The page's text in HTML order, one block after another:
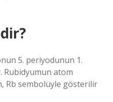
5. periyodunun 1.
atom
Rb sembolüyle gösterilir